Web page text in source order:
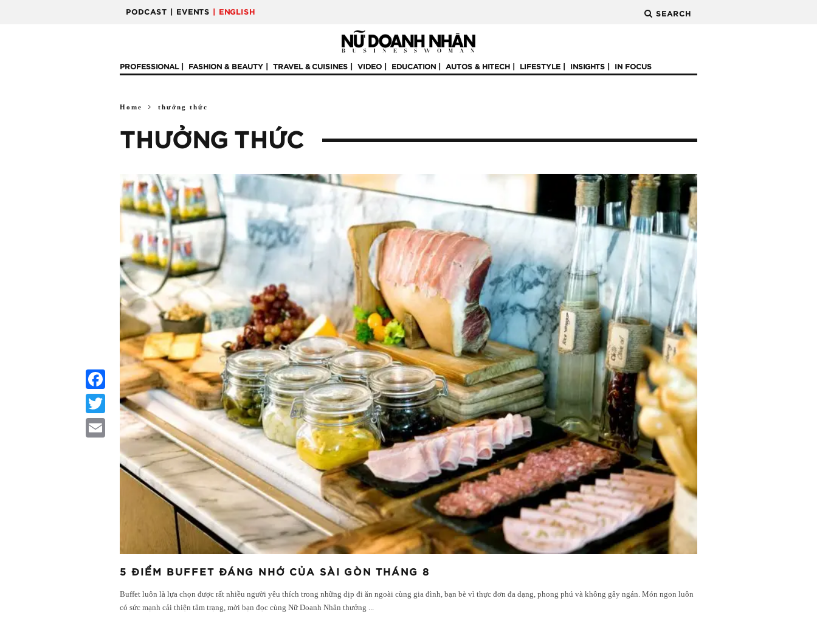
PODCAST | EVENTS | ENGLISH SEARCH
PROFESSIONAL FASHION & BEAUTY TRAVEL & CUISINES VIDEO EDUCATION AUTOS & HITECH LIFESTYLE INSIGHTS IN FOCUS
Home thưởng thức
THƯỞNG THỨC
5 ĐIỂM BUFFET ĐÁNG NHỚ CỦA SÀI GÒN THÁNG 8
Buffet luôn là lựa chọn được rất nhiều người yêu thích trong những dịp đi ăn ngoài cùng gia đình, bạn bè vì thực đơn đa dạng, phong phú và không gây ngán. Món ngon luôn
có sức mạnh cải thiện tâm trạng, mời bạn đọc cùng Nữ Doanh Nhân thưởng ...
Facebook
Twitter